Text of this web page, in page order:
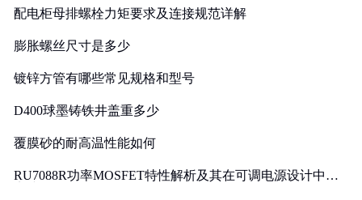
配电柜母排螺栓力矩要求及连接规范详解
膨胀螺丝尺寸是多少
镀锌方管有哪些常见规格和型号
D400球墨铸铁井盖重多少
覆膜砂的耐高温性能如何
RU7088R功率MOSFET特性解析及其在可调电源设计中的